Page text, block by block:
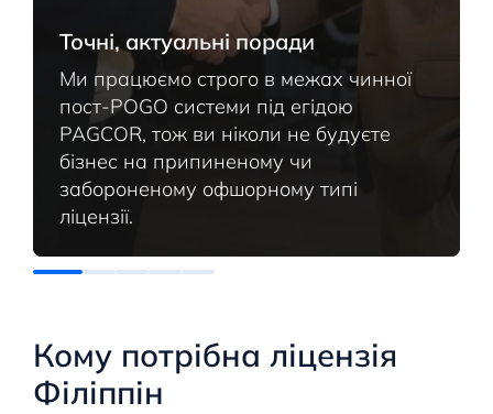
Точні, актуальні поради
Ми працюємо строго в межах чинної
пост-POGO системи під егідою
PAGCOR, тож ви ніколи не будуєте
бізнес на припиненому чи
забороненому офшорному типі
ліцензії.
Кому потрібна ліцензія
Філіппін